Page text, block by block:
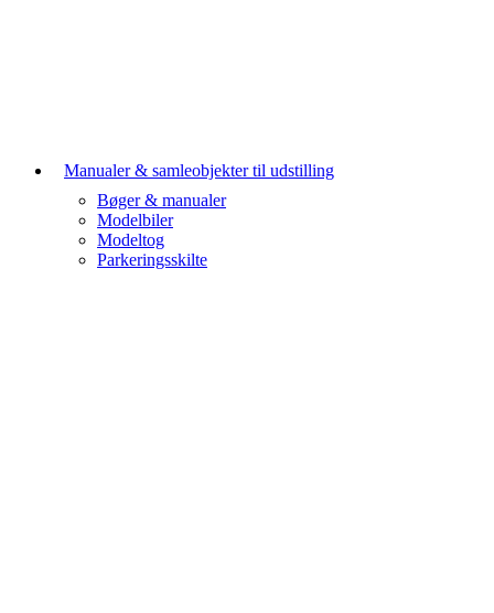
Manualer & samleobjekter til udstilling
Bøger & manualer
Modelbiler
Modeltog
Parkeringsskilte